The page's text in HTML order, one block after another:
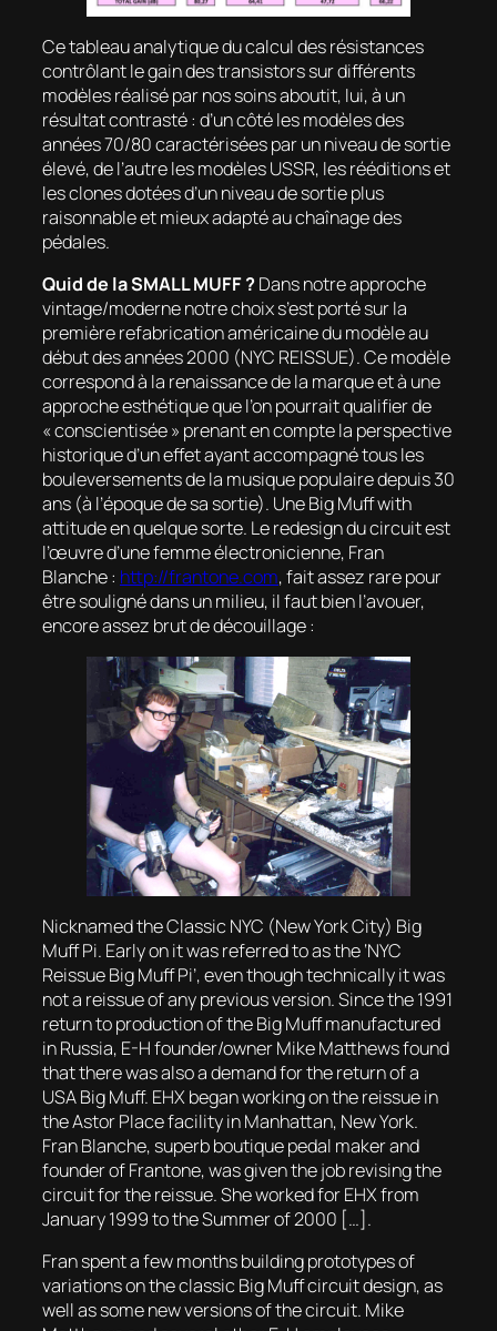
Ce tableau analytique du calcul des résistances
contrôlant le gain des transistors sur différents
modèles réalisé par nos soins aboutit, lui, à un
résultat contrasté : d’un côté les modèles des
années 70/80 caractérisées par un niveau de sortie
élevé, de l’autre les modèles USSR, les rééditions et
les clones dotées d’un niveau de sortie plus
raisonnable et mieux adapté au chaînage des
pédales.
Quid de la SMALL MUFF ?Dans notre approche
vintage/moderne notre choix s’est porté sur la
première refabrication américaine du modèle au
début des années 2000 (NYC REISSUE). Ce modèle
correspond à la renaissance de la marque et à une
approche esthétique que l’on pourrait qualifier de
« conscientisée » prenant en compte la perspective
historique d’un effet ayant accompagné tous les
bouleversements de la musique populaire depuis 30
ans (à l’époque de sa sortie). Une Big Muffwith
attitudeen quelque sorte. Leredesigndu circuit est
l’œuvre d’une femme électronicienne, Fran
Blanche : http://frantone.com, fait assez rare pour
être souligné dans un milieu, il faut bien l’avouer,
encore assez brut de découillage :
Nicknamed the Classic NYC (New York City) Big
Muff Pi. Early on it was referred to as the ‘NYC
Reissue Big Muff Pi’, even though technically it was
not a reissue of any previous version. Since the 1991
return to production of the Big Muff manufactured
in Russia, E-H founder/owner Mike Matthews found
that there was also a demand for the return of a
USA Big Muff. EHX began working on the reissue in
the Astor Place facility in Manhattan, New York.
Fran Blanche, superb boutique pedal maker and
founder of Frantone, was given the job revising the
circuit for the reissue. She worked for EHX from
January 1999 to the Summer of 2000 […].
Fran spent a few months building prototypes of
variations on the classic Big Muff circuit design, as
well as some new versions of the circuit. Mike